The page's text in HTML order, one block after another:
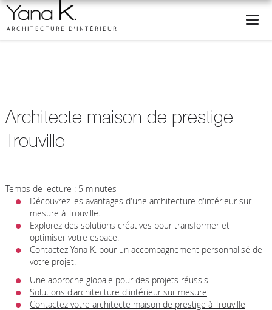
ARCHITECTURE D’INTÉRIEUR
Architecte maison de prestige
Trouville
Temps de lecture : 5 minutes
Découvrez les avantages d'une architecture d'intérieur sur
mesure à Trouville.
Explorez des solutions créatives pour transformer et
optimiser votre espace.
Contactez Yana K. pour un accompagnement personnalisé de
votre projet.
Une approche globale pour des projets réussis
Solutions d'architecture d'intérieur sur mesure
Contactez votre architecte maison de prestige à Trouville